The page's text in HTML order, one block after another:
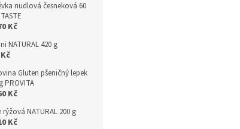
nudlová česneková 60
Kč
NATURAL 420 g
Gluten pšeničný lepek
PROVITA
Kč
rýžová NATURAL 200 g
Kč